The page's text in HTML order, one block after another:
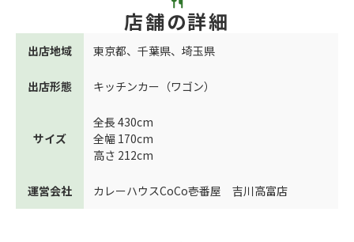
店舗の詳細
出店地域 東京都、 千葉県、 埼玉県
出店形態 キッチンカー（ワゴン）
サイズ
全長 430cm
全幅 170cm
高さ 212cm
運営会社 カレーハウスCoCo壱番屋 吉川高富店